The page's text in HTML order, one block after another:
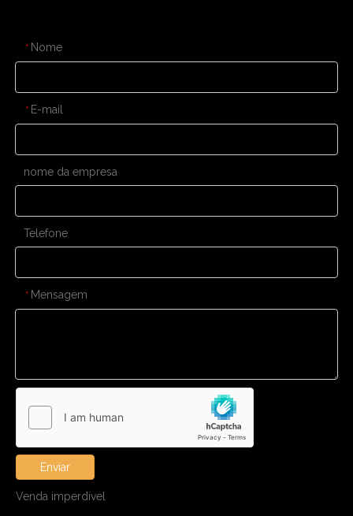
* Nome
* E-mail
nome da empresa
Telefone
* Mensagem
Enviar
Venda imperdível